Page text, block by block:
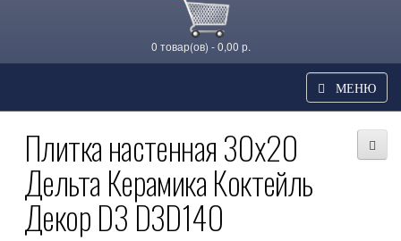
0 товар(ов) - 0,00 р.
МЕНЮ
Плитка настенная 30x20
Дельта Керамика Коктейль
Декор D3 D3D140